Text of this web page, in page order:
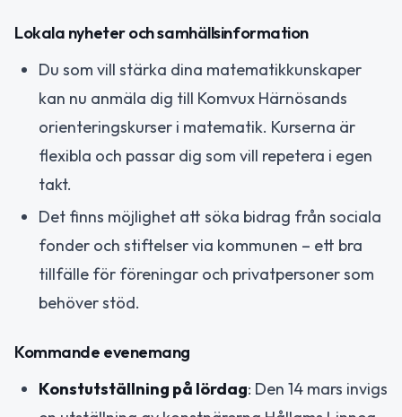
Lokala nyheter och samhällsinformation
Du som vill stärka dina matematikkunskaper
kan nu anmäla dig till Komvux Härnösands
orienteringskurser i matematik. Kurserna är
flexibla och passar dig som vill repetera i egen
takt.
Det finns möjlighet att söka bidrag från sociala
fonder och stiftelser via kommunen – ett bra
tillfälle för föreningar och privatpersoner som
behöver stöd.
Kommande evenemang
Konstutställning på lördag: Den 14 mars invigs